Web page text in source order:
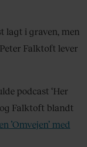
lagt i graven, men
Falktoft lever
podcast ‘Her
Falktoft blandt
’Omvejen’ med